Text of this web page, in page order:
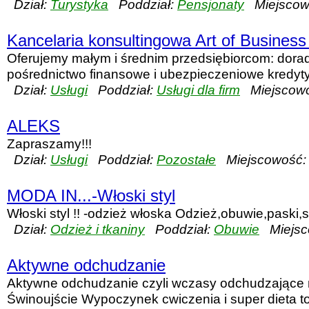
Dział: Turystyka Poddział: Pensjonaty
Kancelaria konsultingowa Art of
Oferujemy małym i średnim przedsiębiorcom:
pośrednictwo finansowe i ubezpieczeniowe
Dział: UsługiPoddział: Usługi dla firm
ALEKS
Zapraszamy!!!
Dział: UsługiPoddział: Pozostałe Miejscowość:
MODA IN...-Włoski styl
Włoski styl !! -odzież włoska
Dział: Odzież i tkaninyPoddział: Obuwie
Aktywne odchudzanie
Aktywne odchudzanie czyli wczasy odchudzające
Świnoujście Wypoczynek cwiczenia i super dieta